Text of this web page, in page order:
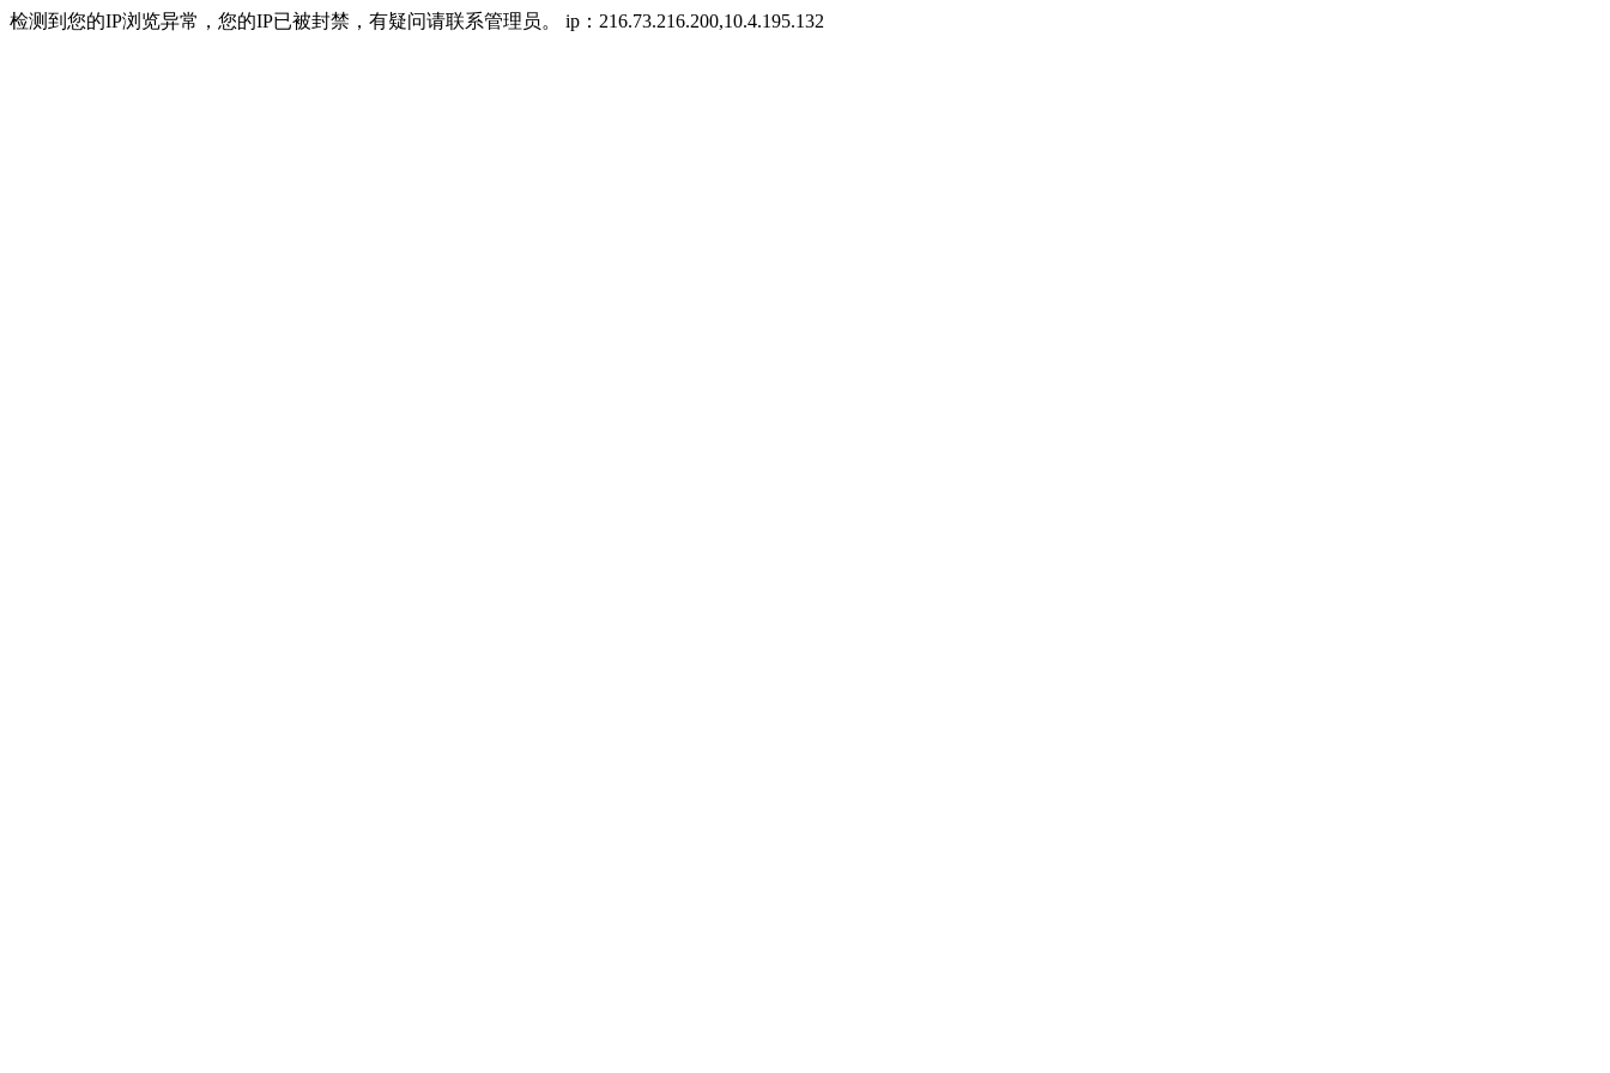
检测到您的IP浏览异常，您的IP已被封禁，有疑问请联系管理员。 ip：216.73.216.200,10.4.195.132